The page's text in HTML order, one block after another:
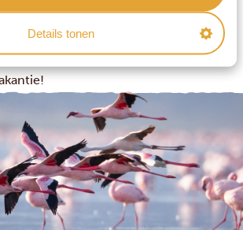
Details tonen
jou de beste reistijd om op vakantie
ook kiest,Afrika Safarizorgt voor een